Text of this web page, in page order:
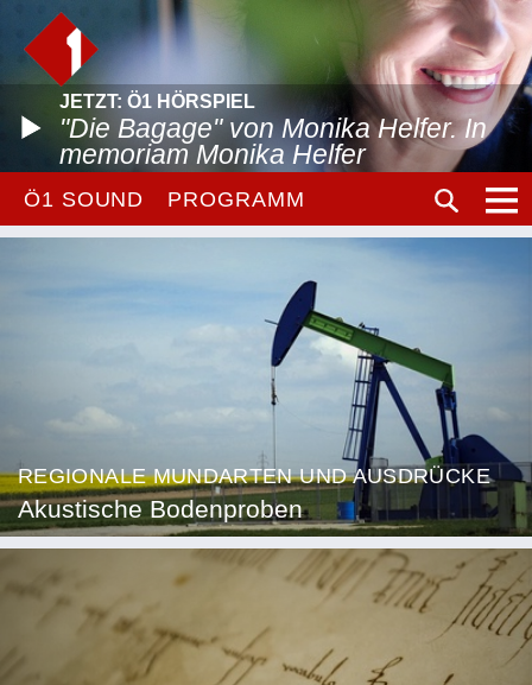
JETZT: Ö1 HÖRSPIEL
"Die Bagage" von Monika Helfer. In
memoriam Monika Helfer
Ö1 SOUND PROGRAMM
REGIONALE MUNDARTEN UND AUSDRÜCKE
Akustische Bodenproben